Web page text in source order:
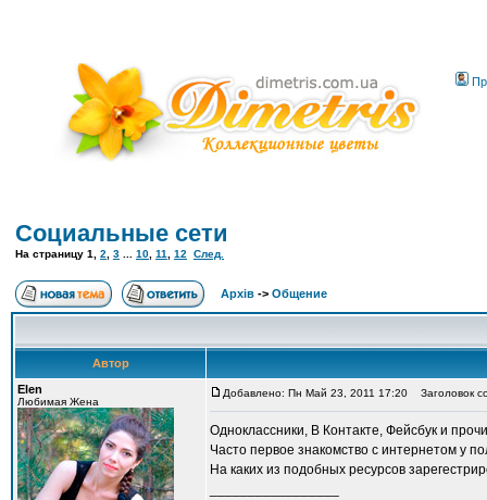
Социальные сети
На страницу 1 2 3 10 11 12 След.
Архів -> Общение
Автор
Elen
Любимая Жена
Добавлено: Пн Май 23, 2011 17:20 Заголовок
Одноклассники, В Контакте, Фейсбук и
Часто первое знакомство с интернетом у
На каких из подобных ресурсов